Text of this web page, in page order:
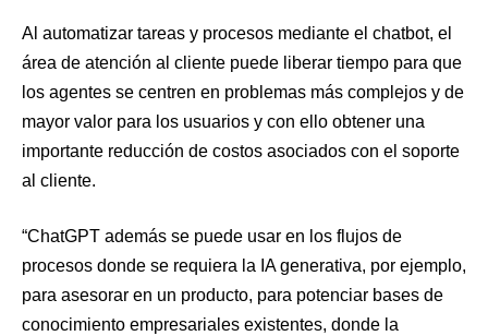
Al automatizar tareas y procesos mediante el chatbot, el
área de atención al cliente puede liberar tiempo para que
los agentes se centren en problemas más complejos y de
mayor valor para los usuarios y con ello obtener una
importante reducción de costos asociados con el soporte
al cliente.
“ChatGPT además se puede usar en los flujos de
procesos donde se requiera la IA generativa, por ejemplo,
para asesorar en un producto, para potenciar bases de
conocimiento empresariales existentes, donde la